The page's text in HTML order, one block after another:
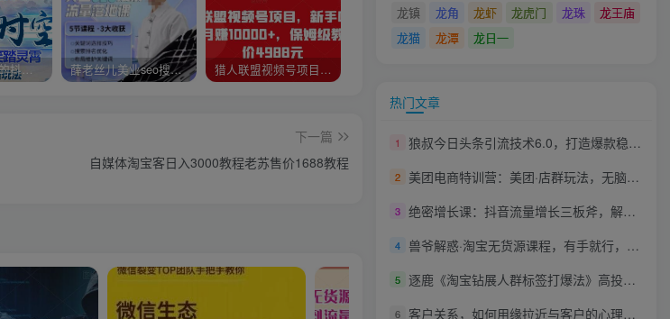
外面收费1980的抖音武动时空直播项目，无需真人出镜，实时互动直播【软件+详细教程】 薛老丝儿美业seo搜索流量落地课，一周暴涨20w粉丝，全干货讲解 猎人联盟视频号项目，新手0基础轻松月赚10000+，保姆级教程原价4988元
下一篇
自媒体淘宝客日入3000教程老苏售价1688教程
龙镇
龙角 龙虾 龙虎门 龙珠
龙王庙
龙猫
龙潭 龙日一
热门文章
1 狼叔今日头条引流技术6.0，打造爆款稳定引流的玩法
2 美团电商特训营：美团·店群玩法，无脑铺货月产出6000-15000+精细化月产2w+
3 绝密增长课：抖音流量增长三板斧，解决1-100的增长难题
4 兽爷解惑·淘宝无货源课程，有手就行，只要认字，小学生也可以学会
5 逐鹿《淘宝钻展人群标签打爆法》高投产ROL收割打造高权重店铺(全程实操)
6 客户关系，如何用缘拉近与客户的心理距离